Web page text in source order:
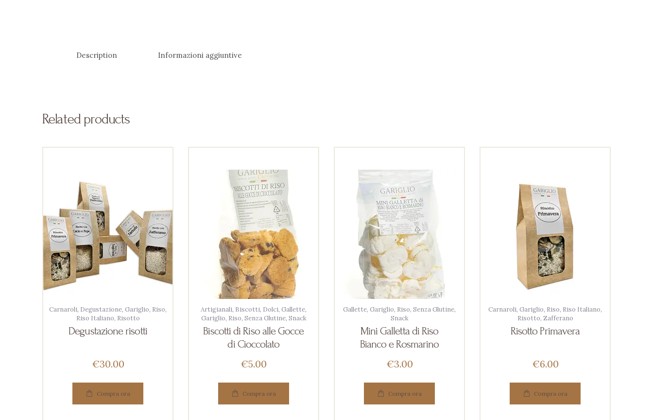
Description Informazioni aggiuntive
Related products
Carnaroli, Degustazione, Gariglio, Riso,
Riso Italiano, Risotto
Degustazione risotti
€30 00
Compra ora
Artigianali, Biscotti, Dolci, Gallette,
Gariglio, Riso, Senza Glutine, Snack
Biscotti di Riso alle Gocce
di Cioccolato
€5 00
Compra ora
Gallette, Gariglio, Riso, Senza Glutine,
Snack
Mini Galletta di Riso
Bianco e Rosmarino
€3 00
Compra ora
Carnaroli, Gariglio, Riso, Riso Italiano,
Risotto, Zafferano
Risotto Primavera
€6 00
Compra ora